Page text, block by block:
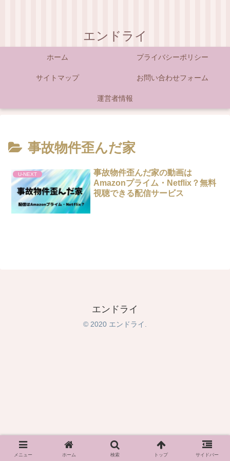
エンドライ
ホーム プライバシーポリシー
サイトマップ お問い合わせフォーム
運営者情報
事故物件歪んだ家
U-NEXT
事故物件歪んだ家の動画は
Amazonプライム・Netflix？無料
視聴できる配信サービス
エンドライ
© 2020 エンドライ.
メニュー ホーム 検索 トップ サイドバー